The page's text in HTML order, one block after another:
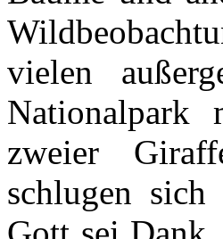
vielen
Nationalpark
zweier
schlugen